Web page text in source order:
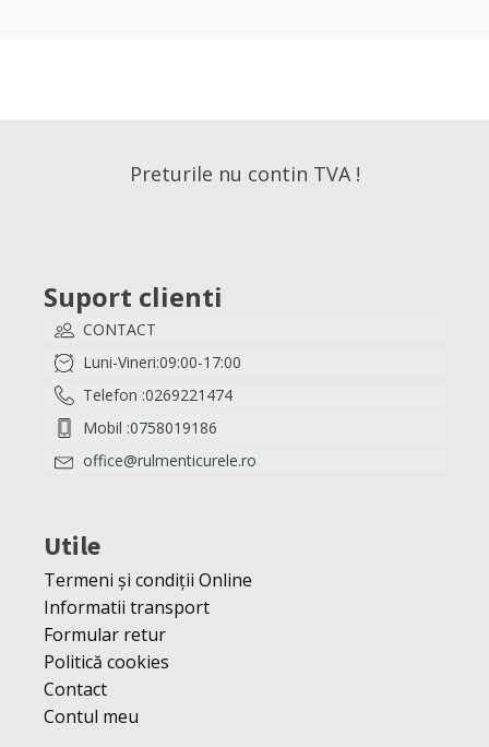
Preturile nu contin TVA !
Suport clienti
CONTACT
Luni-Vineri:09:00-17:00
Telefon :0269221474
Mobil :0758019186
office@rulmenticurele.ro
Utile
Termeni și condiții Online
Informatii transport
Formular retur
Politică cookies
Contact
Contul meu